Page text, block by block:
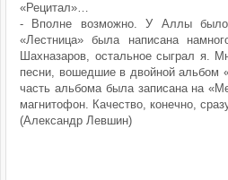
«Рецитал»…
- Вполне возможно. У Аллы было
«Лестница» была написана
Шахназаров, остальное сыграл я.
песни, вошедшие в двойной альбом
часть альбома была записана на
магнитофон. Качество, конечно,
(Александр Левшин)